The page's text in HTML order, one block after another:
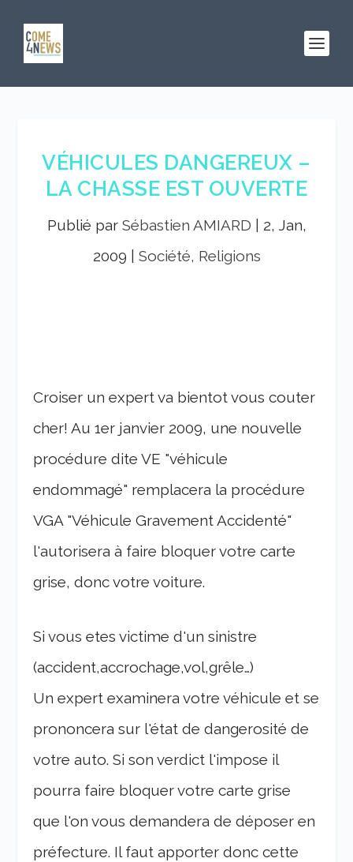
VÉHICULES DANGEREUX –
LA CHASSE EST OUVERTE
Publié par Sébastien AMIARD
2, Jan,
2009
Société, Religions
Croiser un expert va bientot vous couter
cher! Au 1er janvier 2009, une nouvelle
procédure dite VE "véhicule
endommagé" remplacera la procédure
VGA "Véhicule Gravement Accidenté"
l'autorisera à faire bloquer votre carte
grise, donc votre voiture.
Si vous etes victime d'un sinistre
(accident,accrochage,vol,grêle…)
Un expert examinera votre véhicule et se
prononcera sur l'état de dangerosité de
votre auto. Si son verdict l'impose il
pourra faire bloquer votre carte grise
que l'on vous demandera de déposer en
préfecture. Il faut apporter donc cette